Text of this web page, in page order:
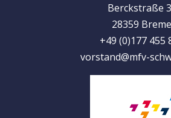
Berckstraße
28359
+49 (0)177 455
vorstand@mfv-